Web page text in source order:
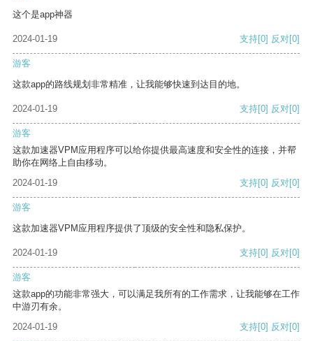
这个是app神器
2024-01-19 支持[0] 反对[0]
游客
这款app的路线规划非常精准，让我能够快速到达目的地。
2024-01-19 支持[0] 反对[0]
游客
这款加速器VPM应用程序可以给你提供最高速度和安全性的连接，并帮
助你在网络上自由移动。
2024-01-19
支持[0] 反对[0]
游客
这款加速器VPM应用程序提供了顶级的安全性和隐私保护。
2024-01-19 支持[0] 反对[0]
游客
这款app的功能非常强大，可以满足我所有的工作需求，让我能够在工作
中游刃有余。
2024-01-19
支持[0] 反对[0]